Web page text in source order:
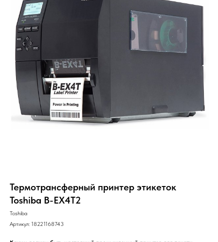
Термотрансферный принтер этикеток
Toshiba B-EX4T2
Toshiba
Артикул: 18221168743